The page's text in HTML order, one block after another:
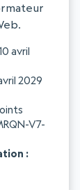
avril
2029
V7-